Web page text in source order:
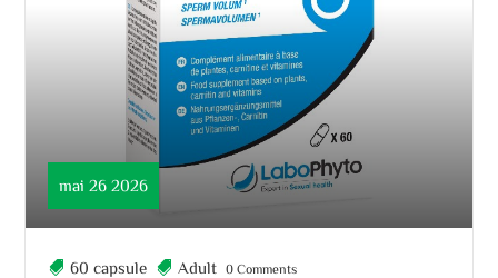
mai 26 2026
60 capsule Adult 0 Comments